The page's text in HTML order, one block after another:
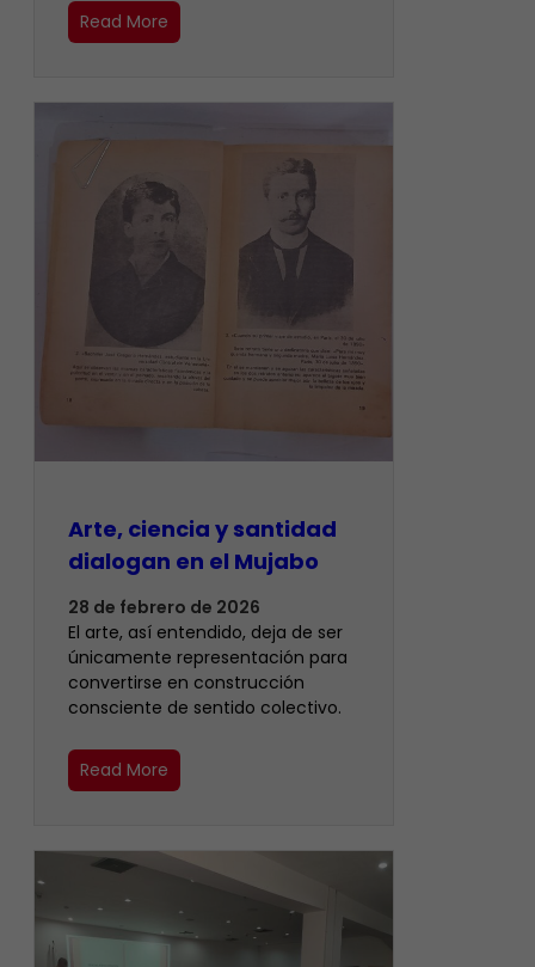
Read More
Arte, ciencia y santidad
dialogan en el Mujabo
28 de febrero de 2026
El arte, así entendido, deja de ser
únicamente representación para
convertirse en construcción
consciente de sentido colectivo.
Read More